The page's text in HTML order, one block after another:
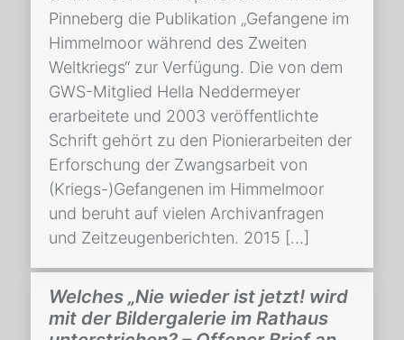
Pinneberg die Publikation „Gefangene im
Himmelmoor während des Zweiten
Weltkriegs“ zur Verfügung. Die von dem
GWS-Mitglied Hella Neddermeyer
erarbeitete und 2003 veröffentlichte
Schrift gehört zu den Pionierarbeiten der
Erforschung der Zwangsarbeit von
(Kriegs-)Gefangenen im Himmelmoor
und beruht auf vielen Archivanfragen
und Zeitzeugenberichten. 2015 […]
Welches „Nie wieder ist jetzt! wird
mit der Bildergalerie im Rathaus